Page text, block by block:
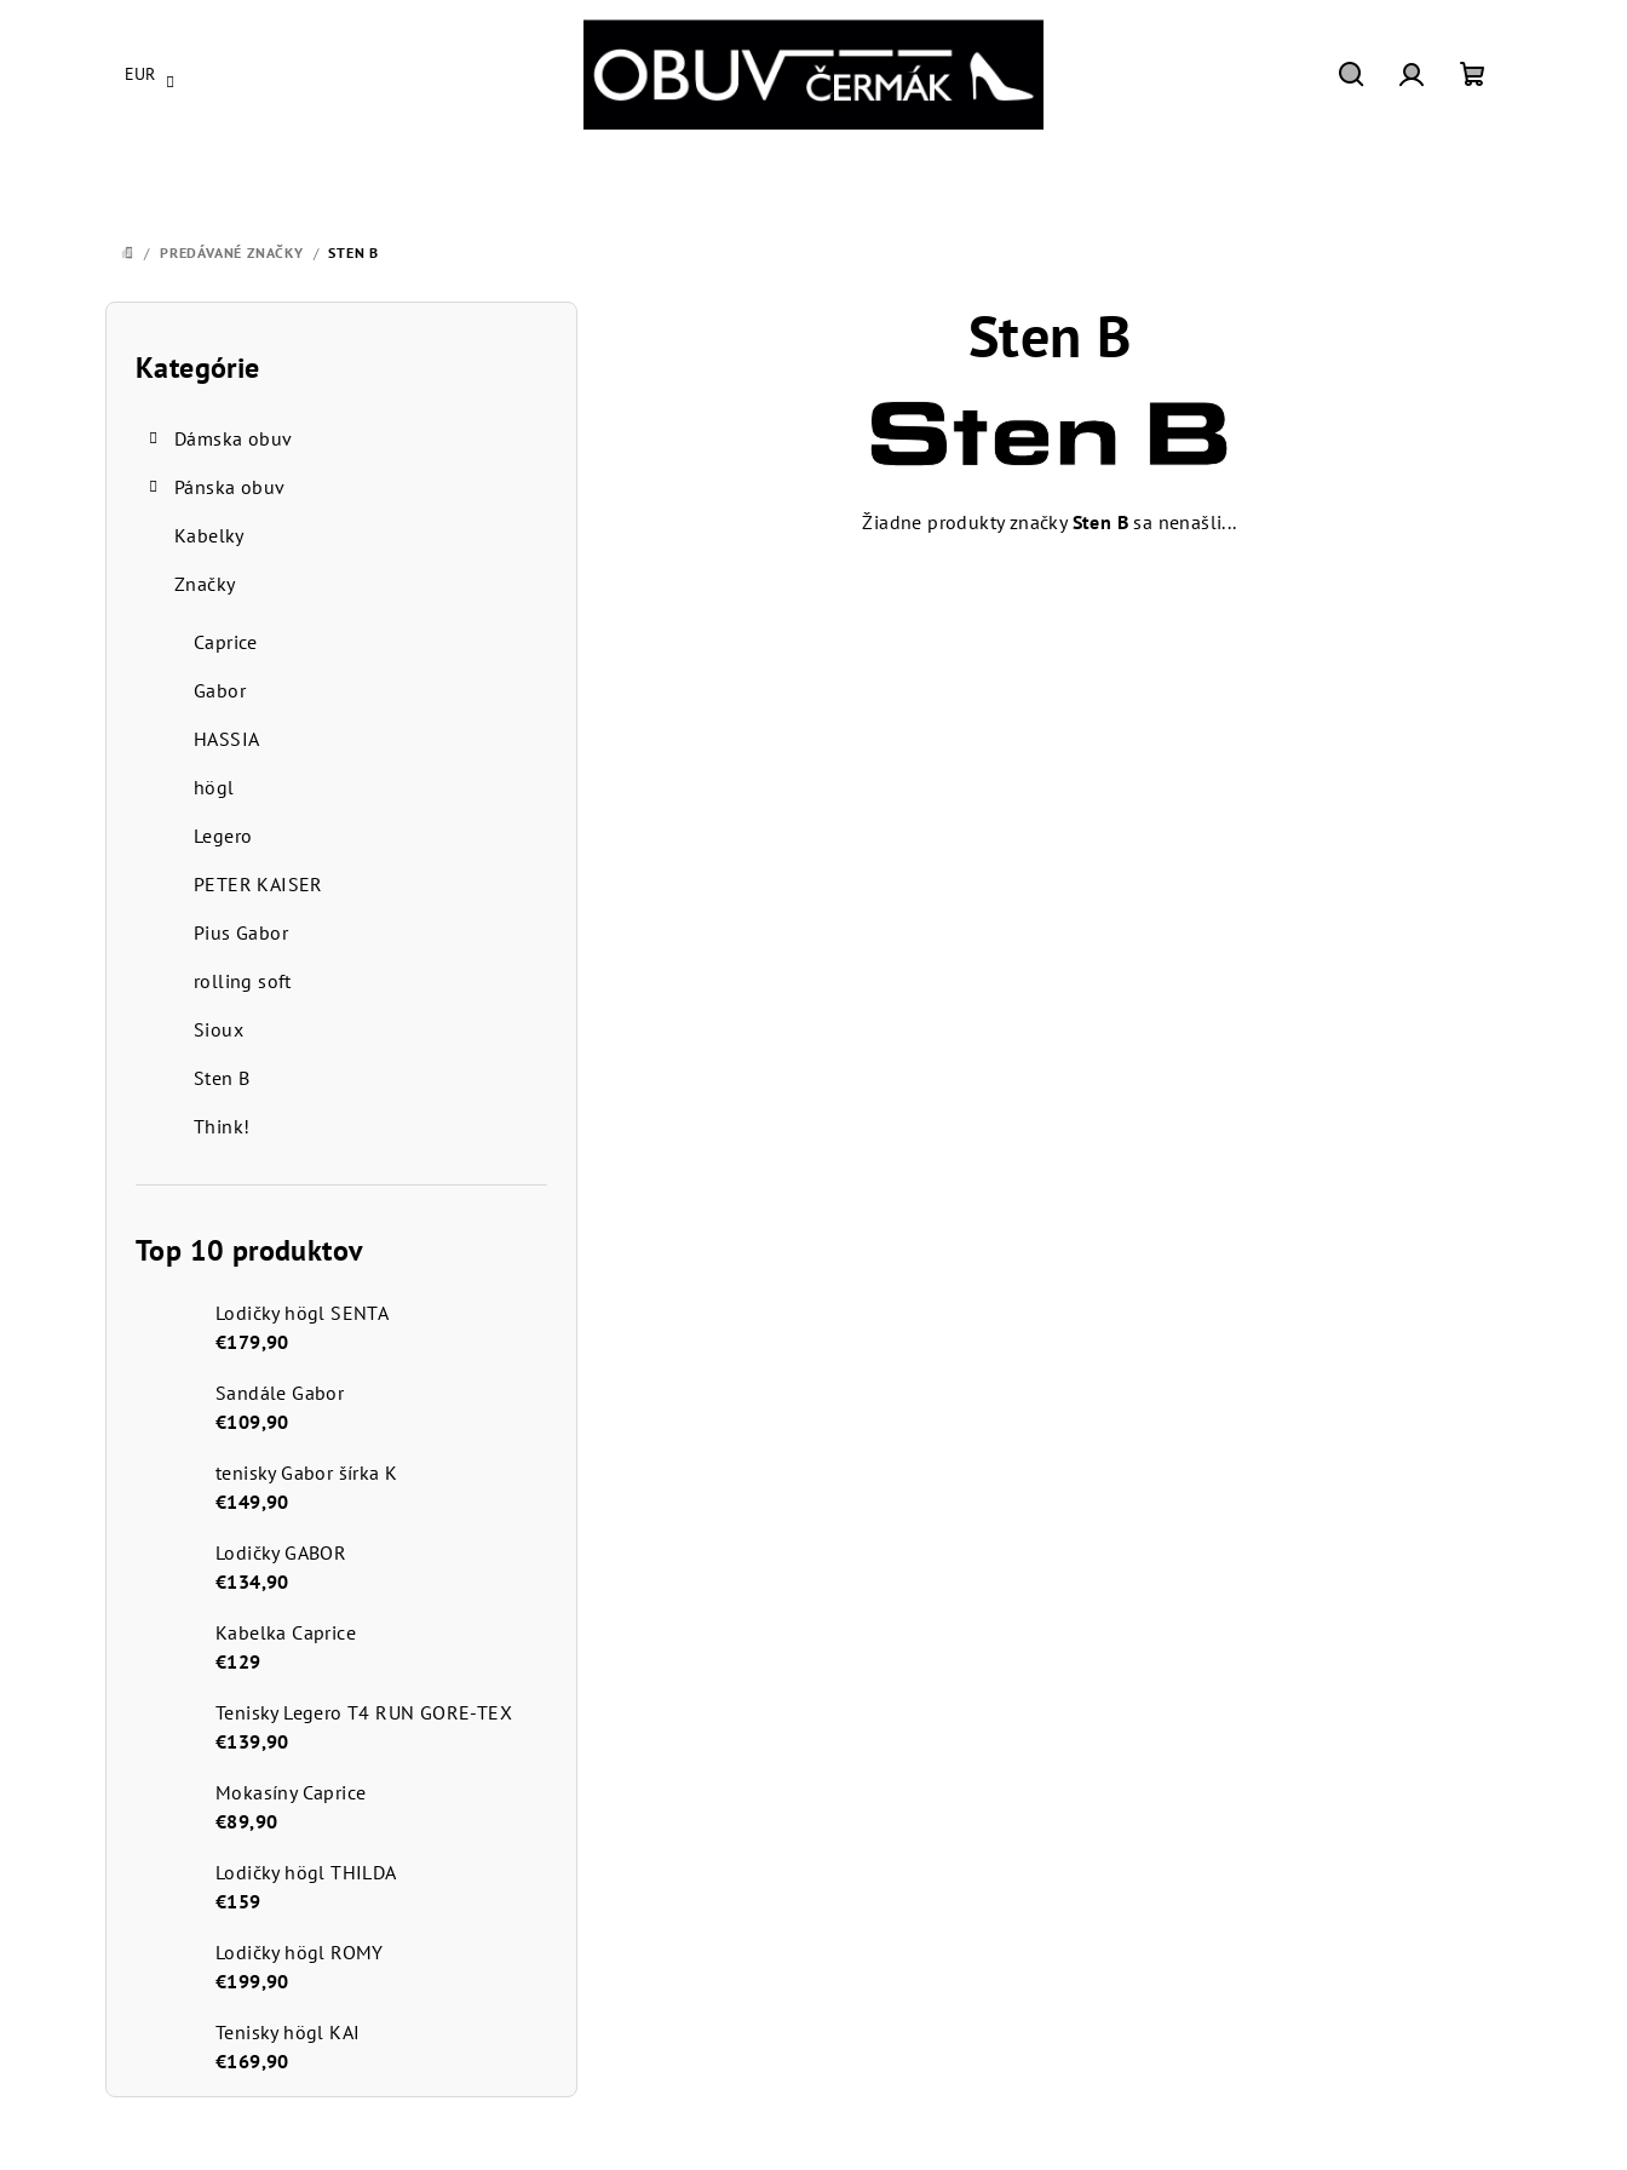
EUR
DOMOV
/ PREDÁVANÉ ZNAČKY / STEN B
B
Preskočiť
Kategórie
Dámska obuv
Pánska obuv
Kabelky
Značky
Caprice
Gabor
HASSIA
högl
Legero
PETER KAISER
Pius Gabor
rolling soft
Sioux
Sten B
Think!
Top 10 produktov
Lodičky högl SENTA
€179,90
Sandále Gabor
€109,90
tenisky Gabor šírka K
€149,90
Lodičky GABOR
€134,90
Kabelka Caprice
€129
Tenisky Legero T4 RUN GORE-TEX
€139,90
Mokasíny Caprice
€89,90
Lodičky högl THILDA
€159
Lodičky högl ROMY
€199,90
Tenisky högl KAI
€169,90
Sten B
Žiadne produkty značkySten B sa nenašli...